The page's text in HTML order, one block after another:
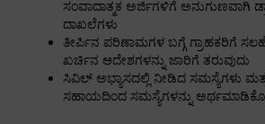
ಸಂವಾದಾತ್ಮಕ ಅರ್ಜಿಗಳಿಗೆ ಅನುಗುಣವಾಗಿ
ದಾಖಲೆಗಳು
ತೀರ್ಪಿನ ಪರಿಣಾಮಗಳ ಬಗ್ಗೆ ಗ್ರಾಹಕರಿಗೆ ಸಲಹೆ
ಖರ್ಚಿನ ಆದೇಶಗಳನ್ನು ಜಾರಿಗೆ ತರುವುದು
ಸಿವಿಲ್ ಅಭ್ಯಾಸದಲ್ಲಿ ನೀಡಿದ ಸಮಸ್ಯೆಗಳು
ಸಹಾಯದಿಂದ ಸಮಸ್ಯೆಗಳನ್ನು